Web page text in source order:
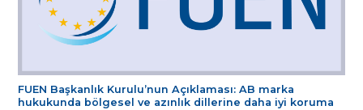
FUEN Başkanlık Kurulu’nun Açıklaması: AB marka
hukukunda bölgesel ve azınlık dillerine daha iyi koruma